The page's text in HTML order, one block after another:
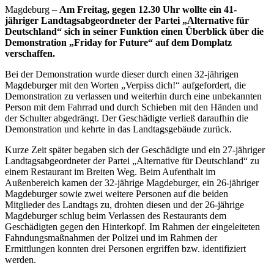
Magdeburg – Am Freitag, gegen 12.30 Uhr wollte ein 41-
jähriger Landtagsabgeordneter der Partei „Alternative für
Deutschland“ sich in seiner Funktion einen Überblick über die
Demonstration „Friday for Future“ auf dem Domplatz
verschaffen.
Bei der Demonstration wurde dieser durch einen 32-jährigen
Magdeburger mit den Worten „Verpiss dich!“ aufgefordert, die
Demonstration zu verlassen und weiterhin durch eine unbekannten
Person mit dem Fahrrad und durch Schieben mit den Händen und
der Schulter abgedrängt. Der Geschädigte verließ daraufhin die
Demonstration und kehrte in das Landtagsgebäude zurück.
Kurze Zeit später begaben sich der Geschädigte und ein 27-jähriger
Landtagsabgeordneter der Partei „Alternative für Deutschland“ zu
einem Restaurant im Breiten Weg. Beim Aufenthalt im
Außenbereich kamen der 32-jährige Magdeburger, ein 26-jähriger
Magdeburger sowie zwei weitere Personen auf die beiden
Mitglieder des Landtags zu, drohten diesen und der 26-jährige
Magdeburger schlug beim Verlassen des Restaurants dem
Geschädigten gegen den Hinterkopf. Im Rahmen der eingeleiteten
Fahndungsmaßnahmen der Polizei und im Rahmen der
Ermittlungen konnten drei Personen ergriffen bzw. identifiziert
werden.